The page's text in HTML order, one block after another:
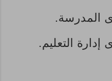
المدرسة.
إدارة التعليم.